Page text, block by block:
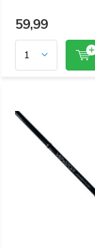
59,99